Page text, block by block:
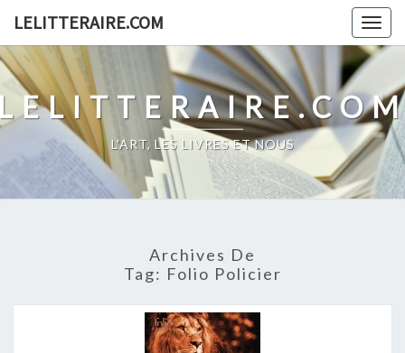
content
LELITTERAIRE.COM
L'ART, LES LIVRES ET NOUS
Archives De
Tag: Folio Policier